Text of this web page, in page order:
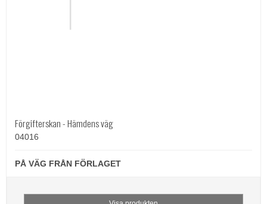
Förgifterskan - Hämdens väg
04016
PÅ VÄG FRÅN FÖRLAGET